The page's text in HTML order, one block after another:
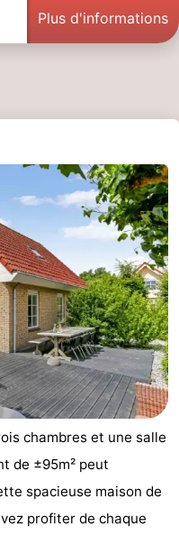
Plus d'informations
chambres et une salle
de ±95m² peut
spacieuse maison de
profiter de chaque